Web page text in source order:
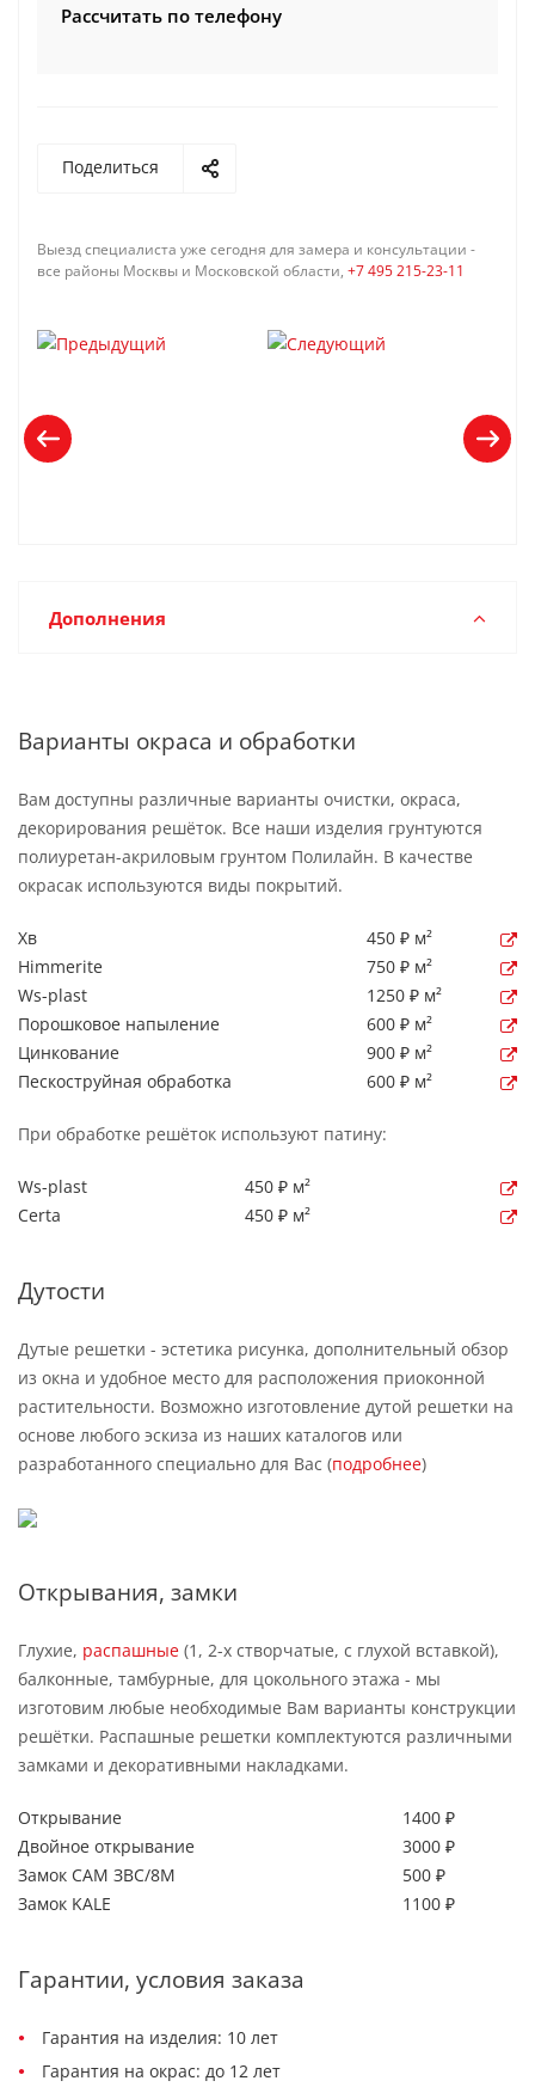
Рассчитать по телефону
Поделиться
Выезд специалиста уже сегодня для замера и консультации -
все районы Москвы и Московской области, +7 495 215-23-11
Дополнения
Варианты окраса и обработки
Вам доступны различные варианты очистки, окраса,
декорирования решёток. Все наши изделия грунтуются
полиуретан-акриловым грунтом Полилайн. В качестве
окрасак используются виды покрытий.
Хв
450 ₽ м²
Himmerite
750 ₽ м²
Ws-plast
1250 ₽ м²
Порошковое напыление
600 ₽ м²
Цинкование
900 ₽ м²
Пескоструйная обработка
600 ₽ м²
При обработке решёток используют патину:
Ws-plast
450 ₽ м²
Certa
450 ₽ м²
Дутости
Дутые решетки - эстетика рисунка, дополнительный обзор
из окна и удобное место для расположения приоконной
растительности. Возможно изготовление дутой решетки на
основе любого эскиза из наших каталогов или
разработанного специально для Вас (подробнее)
Открывания, замки
Глухие, распашные (1, 2-х створчатые, с глухой вставкой),
балконные, тамбурные, для цокольного этажа - мы
изготовим любые необходимые Вам варианты конструкции
решётки. Распашные решетки комплектуются различными
замками и декоративными накладками.
Открывание
1400 ₽
Двойное открывание
3000 ₽
Замок САМ ЗВС/8М
500 ₽
Замок KALE
1100 ₽
Гарантии, условия заказа
Гарантия на изделия: 10 лет
Гарантия на окрас: до 12 лет